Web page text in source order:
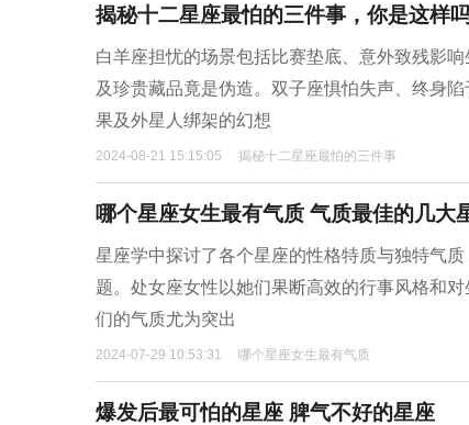
揭秘十二星座最怕的三件事，你是这样
白羊座担忧的场景包括比赛垫底、意外致残影
及珍贵藏品竟是伪造。双子座惧怕失声、终身
果及外星人绑架的幻想
2024-08-21 15:15:05 揭秘十二星座最怕的三件事
哪个星座女生最有气质 气质最佳的几大
星座学中探讨了各个星座的性格特质与独特气
题。处女座女性以她们果断高效的行事风格和
们的气质尤为突出
2024-07-29 10:53:31 哪个星座女生最有气质
爆发后最可怕的星座 脾气不好的星座